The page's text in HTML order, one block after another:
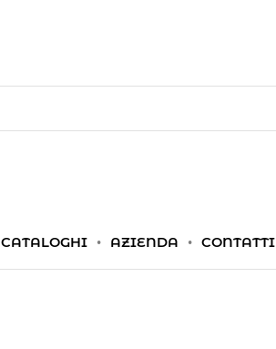
CATALOGHI AZIENDA CONTATTI